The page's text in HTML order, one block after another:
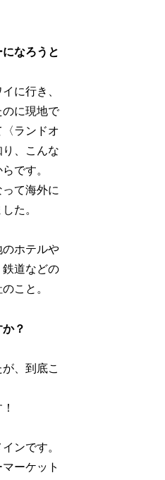
なろうと
に行き、
に現地で
ランドオ
、こんな
です。
て海外に
た。
ホテルや
鉄道などの
こと。
？
、到底こ
ンです。
ーケット